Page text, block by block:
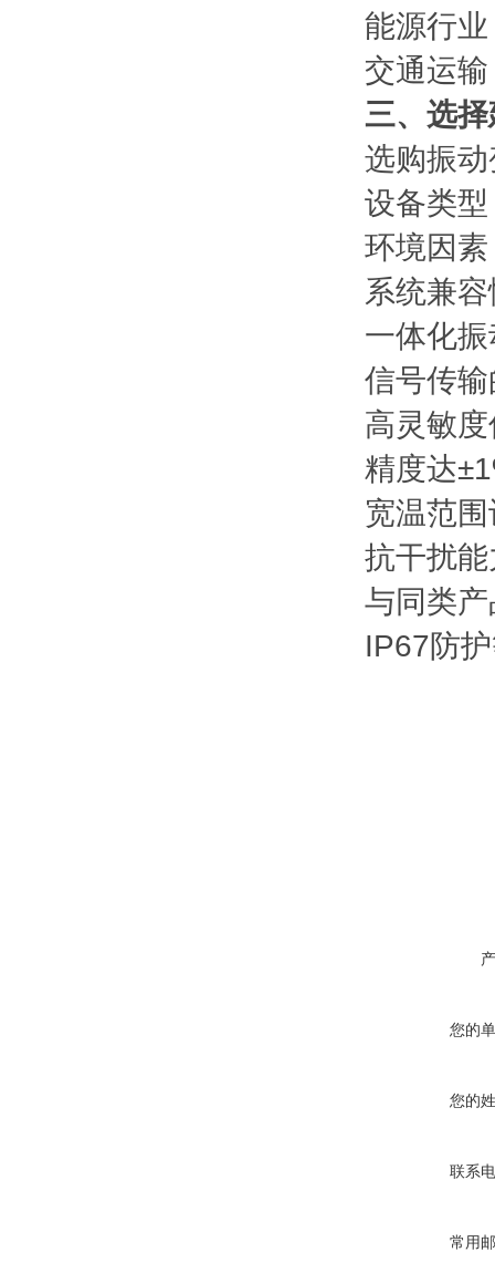
能源行
交通运
三、选
选购振
设备类
环境因
系统兼
一体化
信号传
高灵敏
精度达
宽温范
抗干扰
与同类
IP67防
您的
您的
联系
常用